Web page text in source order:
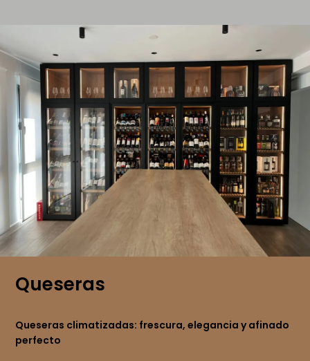
Queseras
Queseras climatizadas: frescura, elegancia y afinado
perfecto